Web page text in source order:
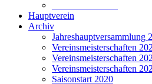
Hauptverein
Archiv
Jahreshauptversammlung
Vereinsmeisterschaften
Vereinsmeisterschaften
Vereinsmeisterschaften
Saisonstart 2020